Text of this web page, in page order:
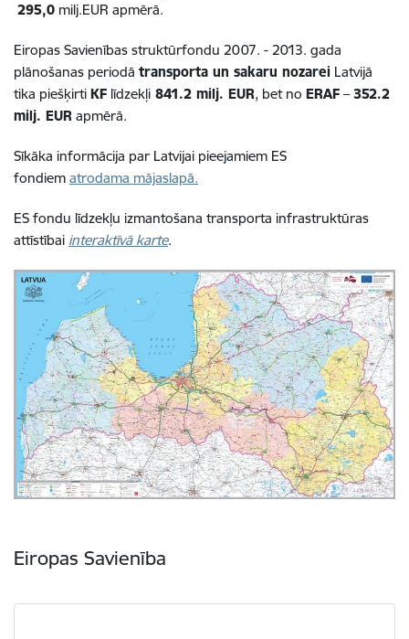
295,0 milj.EUR apmērā.
Eiropas Savienības struktūrfondu 2007. - 2013. gada
plānošanas periodā transporta un sakaru nozarei Latvijā
tika piešķirti KF līdzekļi 841.2 milj. EUR, bet no ERAF –352.2
milj. EUR apmērā.
Sīkāka informācija par Latvijai pieejamiem ES
fondiem atrodama mājaslapā.
ES fondu līdzekļu izmantošana transporta infrastruktūras
attīstībai interaktīvā karte.
Eiropas Savienība